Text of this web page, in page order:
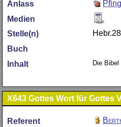
Anlass
Medien
Stelle(n)
Buch
Inhalt
Die
X643 Gottes Wort für Gottes
Referent